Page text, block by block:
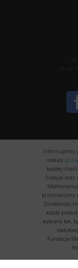
Informujemy,
cookies (
każdej
2ryby.pl oraz
przeznaczony
Działalność
każdy
wybrany tak,
Fundacja